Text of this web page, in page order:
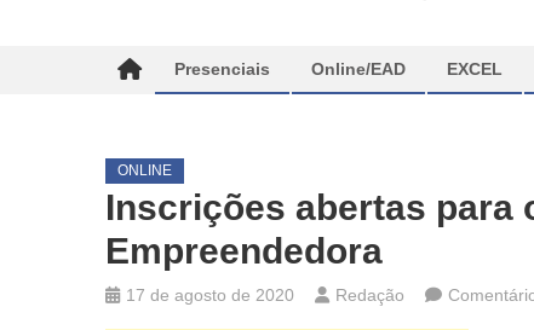
Presenciais Online/EAD EXCEL
ONLINE
Inscrições abertas para
Empreendedora
17 de agosto de 2020 Redação